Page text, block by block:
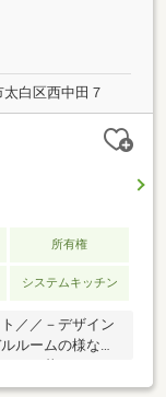
白区西中田７
所有権
システムキッチン
／－デザイン
ルームの様な
す－暮らしやす
く 毎日のお買